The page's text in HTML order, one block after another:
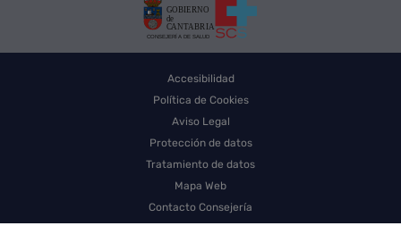
Accesibilidad
Política de Cookies
Aviso Legal
Protección de datos
Tratamiento de datos
Mapa Web
Contacto Consejería